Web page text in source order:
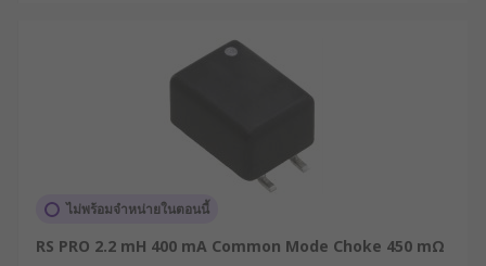
ไม่พร้อมจำหน่ายในตอนนี้
RS PRO 2.2 mH 400 mA Common Mode Choke 450 mΩ